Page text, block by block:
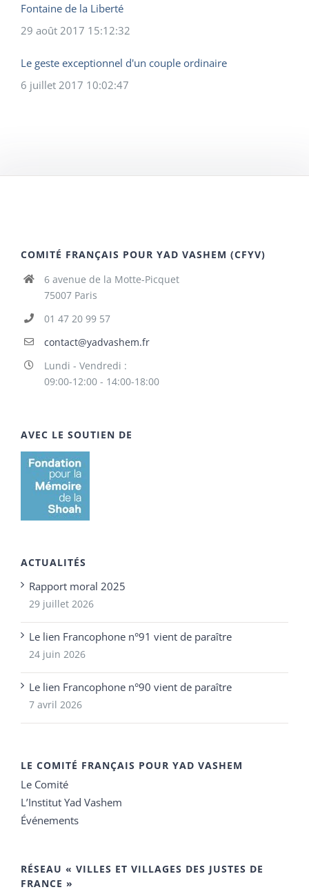
Fontaine de la Liberté
29 août 2017 15:12:32
Le geste exceptionnel d'un couple ordinaire
6 juillet 2017 10:02:47
COMITÉ FRANÇAIS POUR YAD VASHEM (CFYV)
6 avenue de la Motte-Picquet
75007 Paris
01 47 20 99 57
contact@yadvashem.fr
Lundi - Vendredi :
09:00-12:00 - 14:00-18:00
AVEC LE SOUTIEN DE
ACTUALITÉS
Rapport moral 2025
29 juillet 2026
Le lien Francophone n°91 vient de paraître
24 juin 2026
Le lien Francophone n°90 vient de paraître
7 avril 2026
LE COMITÉ FRANÇAIS POUR YAD VASHEM
Le Comité
L’Institut Yad Vashem
Événements
RÉSEAU « VILLES ET VILLAGES DES JUSTES DE
FRANCE »